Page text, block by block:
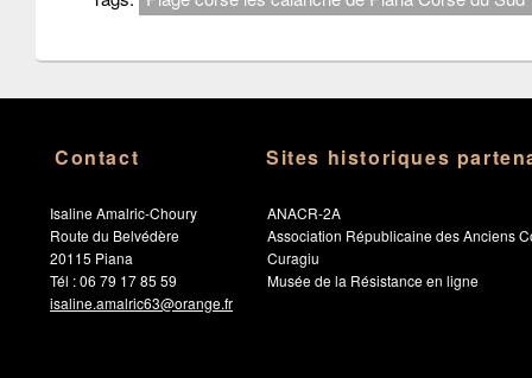
Contact
Isaline Amalric-Choury
Route du Belvédère
20115 Piana
Tél : 06 79 17 85 59
isaline.amalric63@orange.fr
Sites historiques
ANACR-2A
Association Républicaine des Anciens
Curagiu
Musée de la Résistance en ligne